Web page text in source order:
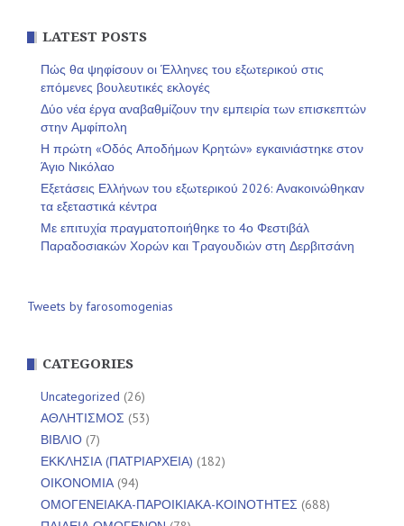
LATEST POSTS
Πώς θα ψηφίσουν οι Έλληνες του εξωτερικού στις
επόμενες βουλευτικές εκλογές
Δύο νέα έργα αναβαθμίζουν την εμπειρία των επισκεπτών
στην Αμφίπολη
Η πρώτη «Οδός Αποδήμων Κρητών» εγκαινιάστηκε στον
Άγιο Νικόλαο
Εξετάσεις Ελλήνων του εξωτερικού 2026: Ανακοινώθηκαν
τα εξεταστικά κέντρα
Με επιτυχία πραγματοποιήθηκε το 4ο Φεστιβάλ
Παραδοσιακών Χορών και Τραγουδιών στη Δερβιτσάνη
Tweets by farosomogenias
CATEGORIES
Uncategorized (26)
ΑΘΛΗΤΙΣΜΟΣ (53)
ΒΙΒΛΙΟ (7)
ΕΚΚΛΗΣΙΑ (ΠΑΤΡΙΑΡΧΕΙΑ) (182)
ΟΙΚΟΝΟΜΙΑ(94)
ΟΜΟΓΕΝΕΙΑΚΑ-ΠΑΡΟΙΚΙΑΚΑ-ΚΟΙΝΟΤΗΤΕΣ (688)